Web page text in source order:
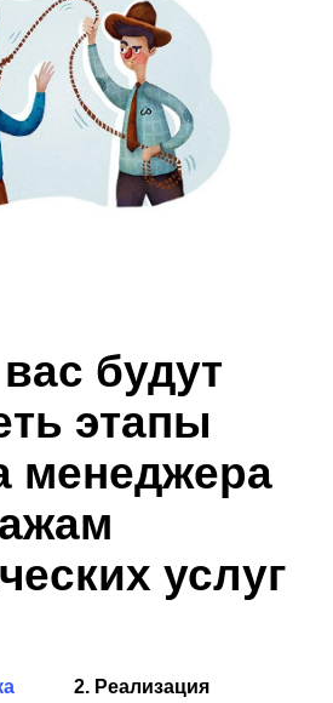
будут
этапы
менеджера
услуг
2. Реализация